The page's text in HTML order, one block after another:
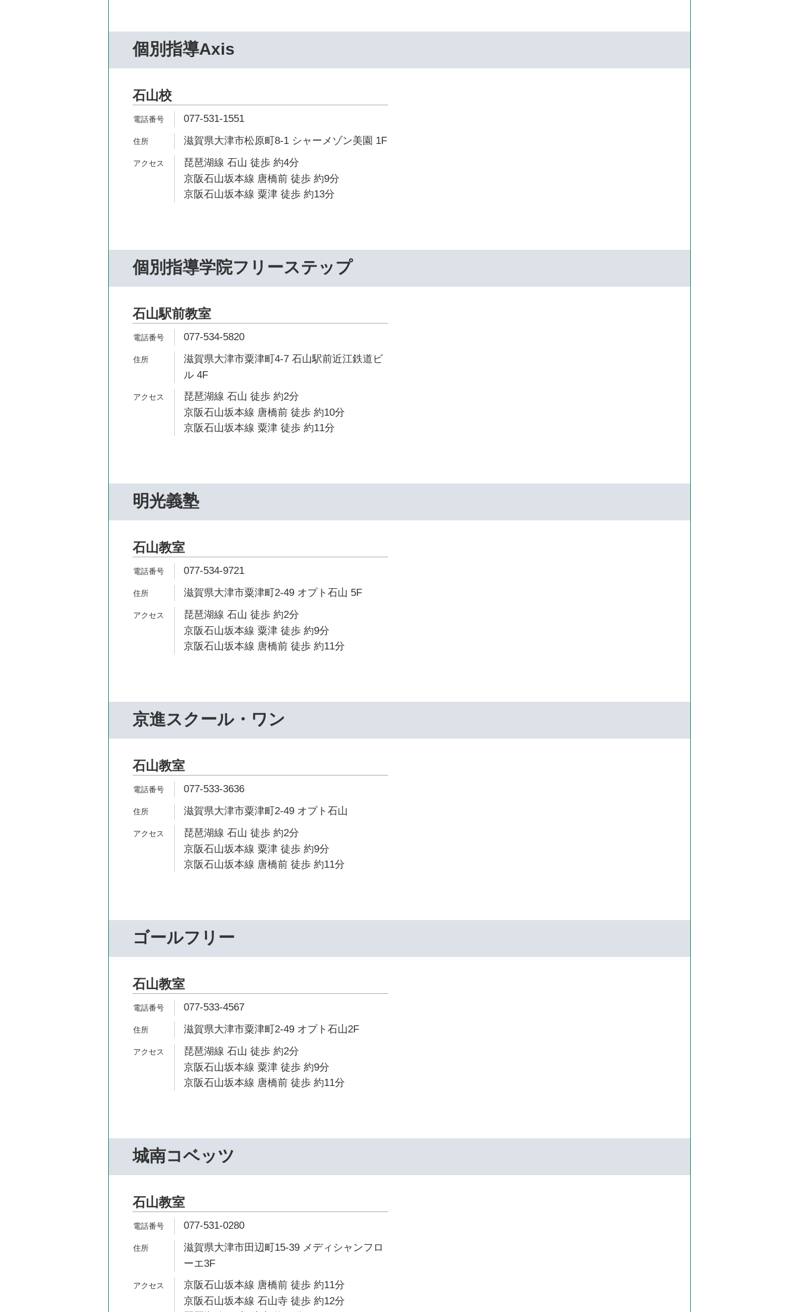
個別指導Axis
石山校
077-531-1551
滋賀県大津市松原町8-1 シャーメゾン美園 1F
琵琶湖線 石山 徒歩 約4分
京阪石山坂本線 唐橋前 徒歩 約9分
京阪石山坂本線 粟津 徒歩 約13分
個別指導学院フリーステップ
石山駅前教室
077-534-5820
滋賀県大津市粟津町4-7 石山駅前近江鉄道ビ
ル 4F
琵琶湖線 石山 徒歩 約2分
京阪石山坂本線 唐橋前 徒歩 約10分
京阪石山坂本線 粟津 徒歩 約11分
明光義塾
石山教室
077-534-9721
滋賀県大津市粟津町2-49 オプト石山 5F
琵琶湖線 石山 徒歩 約2分
京阪石山坂本線 粟津 徒歩 約9分
京阪石山坂本線 唐橋前 徒歩 約11分
京進スクール・ワン
石山教室
077-533-3636
滋賀県大津市粟津町2-49 オプト石山
琵琶湖線 石山 徒歩 約2分
京阪石山坂本線 粟津 徒歩 約9分
京阪石山坂本線 唐橋前 徒歩 約11分
ゴールフリー
石山教室
077-533-4567
滋賀県大津市粟津町2-49 オプト石山2F
琵琶湖線 石山 徒歩 約2分
京阪石山坂本線 粟津 徒歩 約9分
京阪石山坂本線 唐橋前 徒歩 約11分
城南コベッツ
石山教室
077-531-0280
滋賀県大津市田辺町15-39 メディシャンフロ
ーエ3F
京阪石山坂本線 唐橋前 徒歩 約11分
京阪石山坂本線 石山寺 徒歩 約12分